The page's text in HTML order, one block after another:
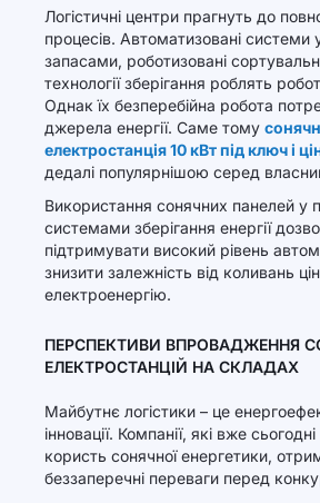
Логістичні центри прагнуть до
процесів. Автоматизовані системи
запасами, роботизовані сортувальні
технології зберігання роблять
Однак їх безперебійна робота
джерела енергії. Саме тому
електростанція 10 кВт під ключ і
дедалі популярнішою серед
Використання сонячних панелей у
системами зберігання енергії
підтримувати високий рівень
знизити залежність від коливань
електроенергію.
ПЕРСПЕКТИВИ ВПРОВАДЖЕННЯ
ЕЛЕКТРОСТАНЦІЙ НА СКЛАДАХ
Майбутнє логістики – це
інновації. Компанії, які вже
користь сонячної енергетики,
беззаперечні переваги перед